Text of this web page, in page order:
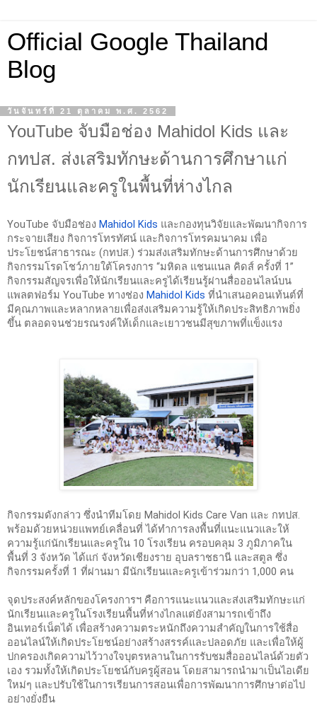
Official Google Thailand
Blog
วันจันทร์ที่ 21 ตุลาคม พ.ศ. 2562
YouTube จับมือช่อง Mahidol Kids และ
กทปส. ส่งเสริมทักษะด้านการศึกษาแก่
นักเรียนและครูในพื้นที่ห่างไกล
YouTube จับมือช่อง Mahidol Kids และกองทุนวิจัยและพัฒนากิจการ
กระจายเสียง กิจการโทรทัศน์ และกิจการโทรคมนาคม เพื่อ
ประโยชน์สาธารณะ (กทปส.) ร่วมส่งเสริมทักษะด้านการศึกษาด้วย
กิจกรรมโรดโชว์ภายใต้โครงการ “มหิดล แชนแนล คิดส์ ครั้งที่ 1”
กิจกรรมสัญจรเพื่อให้นักเรียนและครูได้เรียนรู้ผ่านสื่อออนไลน์บน
แพลตฟอร์ม YouTube ทางช่อง Mahidol Kids ที่นำเสนอคอนเท้นต์ที่
มีคุณภาพและหลากหลายเพื่อส่งเสริมความรู้ให้เกิดประสิทธิภาพยิ่ง
ขึ้น ตลอดจนช่วยรณรงค์ให้เด็กและเยาวชนมีสุขภาพที่แข็งแรง
กิจกรรมดังกล่าว ซึ่งนำทีมโดย Mahidol Kids Care Van และ กทปส.
พร้อมด้วยหน่วยแพทย์เคลื่อนที่ ได้ทำการลงพื้นที่แนะแนวและให้
ความรู้แก่นักเรียนและครูใน 10 โรงเรียน ครอบคลุม 3 ภูมิภาคใน
พื้นที่ 3 จังหวัด ได้แก่ จังหวัดเชียงราย อุบลราชธานี และสตูล ซึ่ง
กิจกรรมครั้งที่ 1 ที่ผ่านมา มีนักเรียนและครูเข้าร่วมกว่า 1,000 คน
จุดประสงค์หลักของโครงการฯ คือการแนะแนวและส่งเสริมทักษะแก่
นักเรียนและครูในโรงเรียนพื้นที่ห่างไกลแต่ยังสามารถเข้าถึง
อินเทอร์เน็ตได้ เพื่อสร้างความตระหนักถึงความสำคัญในการใช้สื่อ
ออนไลน์ให้เกิดประโยชน์อย่างสร้างสรรค์และปลอดภัย และเพื่อให้ผู้
ปกครองเกิดความไว้วางใจบุตรหลานในการรับชมสื่อออนไลน์ด้วยตัว
เอง รวมทั้งให้เกิดประโยชน์กับครูผู้สอน โดยสามารถนำมาเป็นไอเดีย
ใหม่ๆ และปรับใช้ในการเรียนการสอนเพื่อการพัฒนาการศึกษาต่อไป
อย่างยั่งยืน